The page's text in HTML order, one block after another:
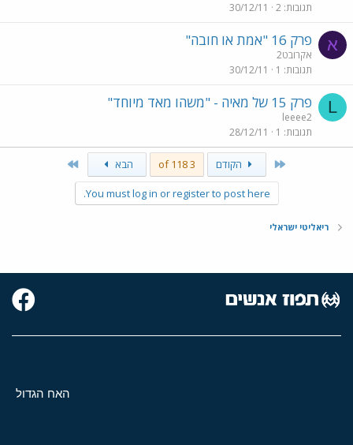
תגובות 2
30/12/11
א פרק 16 "אמת או חובה"
אקרובט2
תגובות 1
30/12/11
L פרק 15 של מאיה - "משהו מאד מיוחד"
leeee2
תגובות 1
28/12/11
First הקודם 3 of 118 הבא
You must log in or register to post here.
ריאליטי ישראלי
האח הגדול